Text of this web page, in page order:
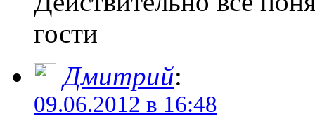
гости
Дмитрий:
09.06.2012 в 16:48